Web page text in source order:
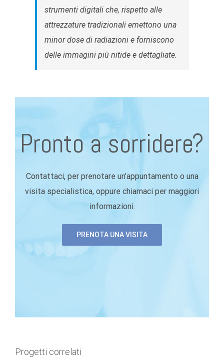
strumenti digitali che, rispetto alle
attrezzature tradizionali emettono una
minor dose di radiazioni e forniscono
delle immagini più nitide e dettagliate.
Pronto a sorridere?
Contattaci, per prenotare un’appuntamento o una
visita specialistica, oppure chiamaci per maggiori
informazioni.
PRENOTA UNA VISITA
Progetti correlati